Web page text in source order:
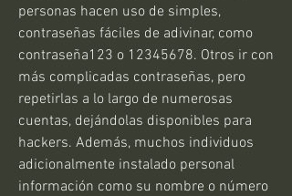
personas hacen uso de simples,
contraseñas fáciles de adivinar, como
contraseña123 o 12345678. Otros ir con
más complicadas contraseñas, pero
repetirlas a lo largo de numerosas
cuentas, dejándolas disponibles para
hackers. Además, muchos individuos
adicionalmente instalado personal
información como su nombre o número